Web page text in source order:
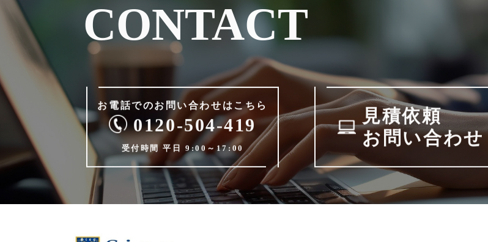
CONTACT
お電話でのお問い合わせは こちら
0120-504-419
受付時間 平日 9:00～17:00
見積依頼
お問い合わせ